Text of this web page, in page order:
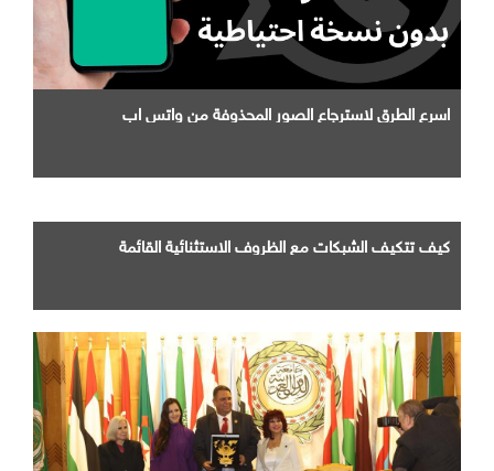
اسرع الطرق لاسترجاع الصور المحذوفة من واتس اب
كيف تتكيف الشبكات مع الظروف الاستثنائية القائمة